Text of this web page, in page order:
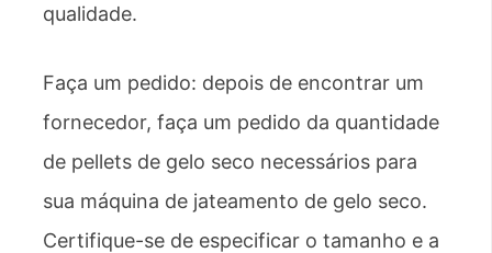
qualidade.
Faça um pedido: depois de encontrar um
fornecedor, faça um pedido da quantidade
de pellets de gelo seco necessários para
sua máquina de jateamento de gelo seco.
Certifique-se de especificar o tamanho e a